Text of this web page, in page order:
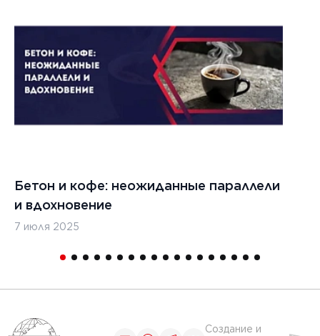
Бетон и кофе: неожиданные параллели
и вдохновение
7 июля 2025
Создание и